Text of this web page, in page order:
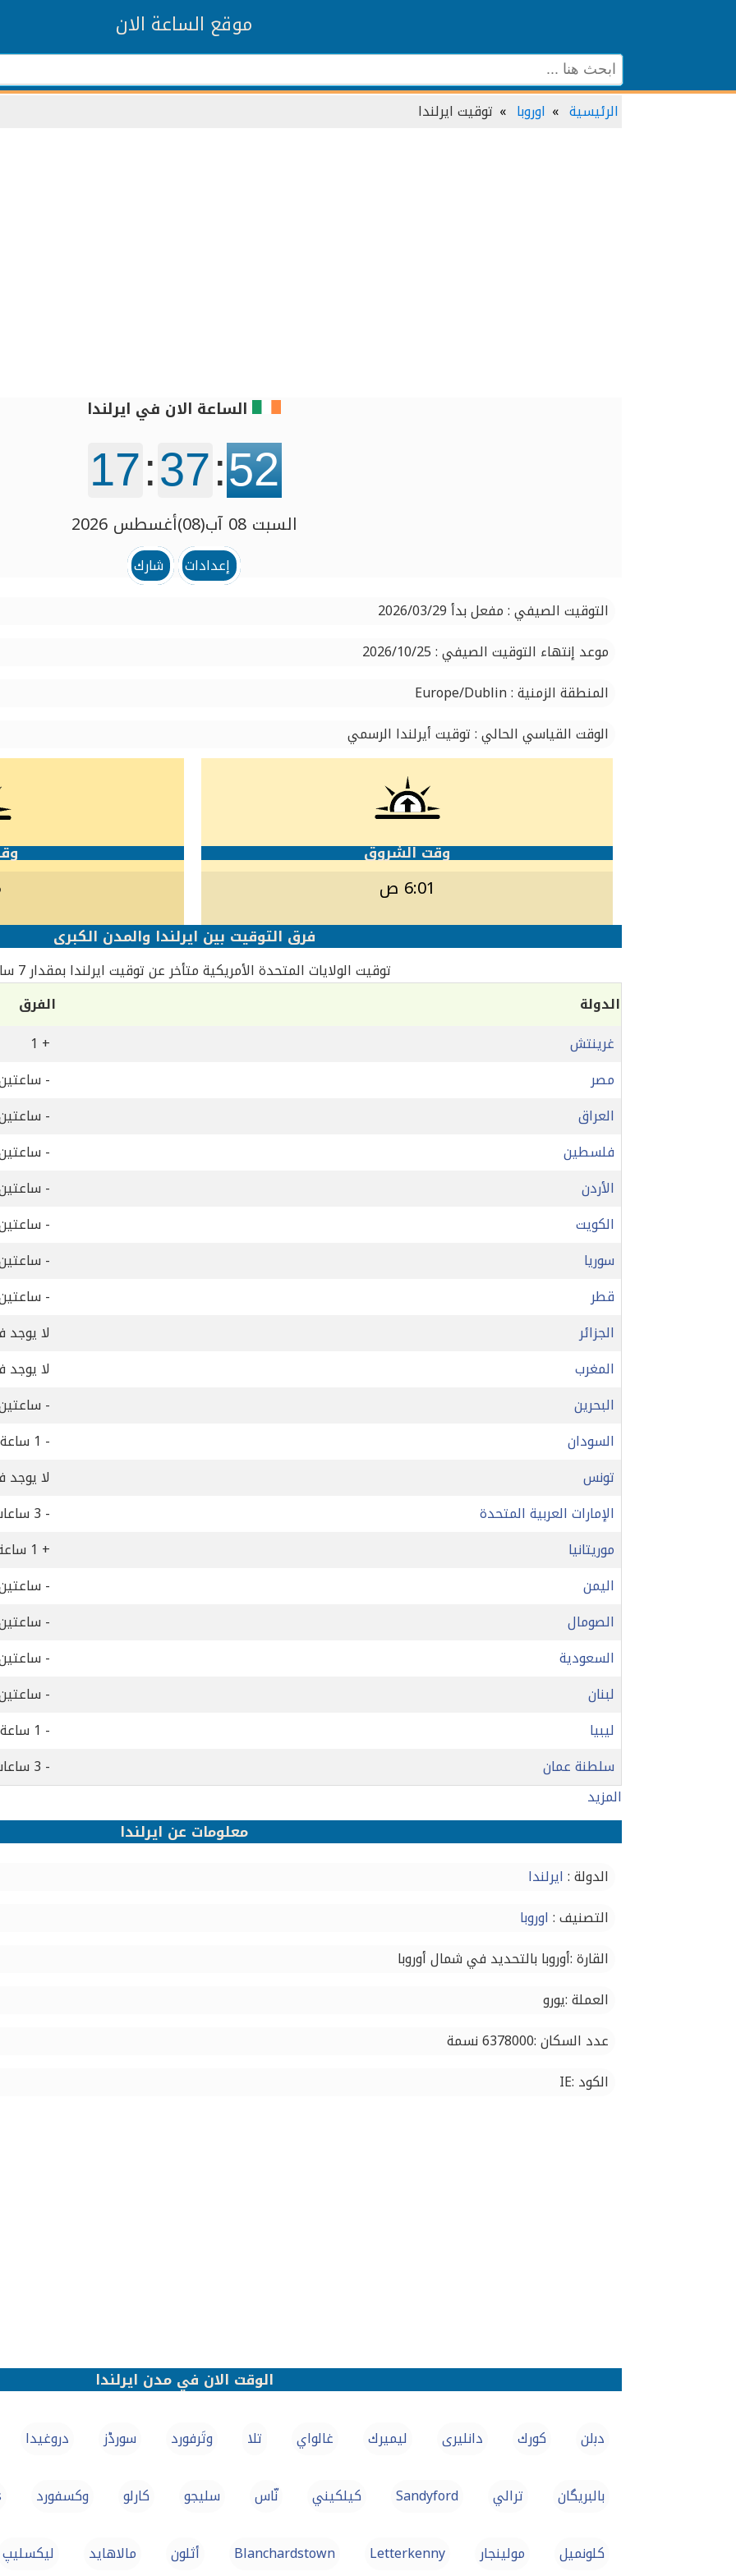
موقع الساعة الان
الرئيسية اوروبا توقيت ايرلندا
الساعة الان في ايرلندا
17:37:52
السبت 08 آب(08)أغسطس 2026
إعدادات
شارك
التوقيت الصيفي : مفعل بدأ 2026/03/29
موعد إنتهاء التوقيت الصيفي : 2026/10/25
المنطقة الزمنية : Europe/Dublin
الوقت القياسي الحالي : توقيت أيرلندا الرسمي
وقت الشروق
6:01 ص
فرق التوقيت بين ايرلندا والمدن الكبرى
توقيت الولايات المتحدة الأمريكية متأخر عن توقيت ايرلندا بمقدار 7 ساعات
الدولة
الفرق
غرينتش
+ 1
مصر
-
العراق
-
فلسطين
-
الأردن
-
الكويت
-
سوريا
-
قطر
-
الجزائر
لا يوجد
المغرب
لا يوجد
البحرين
-
السودان
- 1 ساعة
تونس
لا يوجد
الإمارات العربية المتحدة
- 3 ساعات
موريتانيا
+ 1 ساعة
اليمن
-
الصومال
-
السعودية
-
لبنان
-
ليبيا
- 1 ساعة
سلطنة عمان
- 3 ساعات
المزيد
معلومات عن ايرلندا
الدولة : ايرلندا
التصنيف : اوروبا
القارة :أوروبا بالتحديد في شمال أوروبا
العملة :يورو
عدد السكان :6378000 نسمة
الكود :IE
الوقت الان في مدن ايرلندا
دﺑلن كورك دانلیری ليميرك غالواي تلا وتَرفورد سورڈز دروغيدا
بالبریگان ترالي Sandyford كيلكيني نّاس سليجو كارلو وكسفورد
كلونميل مولينجار Letterkenny
Blanchardstown أثلون مالاهاید لیکسلیپ